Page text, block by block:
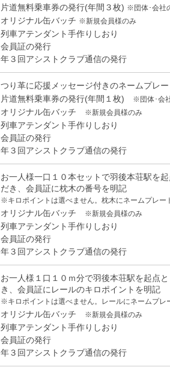
片道無料乗車券の発行(年間３枚) ※団体･会社
オリジナル缶バッチ ※新規会員様のみ
列車アテンダント手作りしおり
会員証の発行
年３回アシストクラブ通信の発行
つり革に応援メッセージ付きのネームプレ
片道無料乗車券の発行(年間１枚) ※団体･会
オリジナル缶バッチ ※新規会員様のみ
列車アテンダント手作りしおり
会員証の発行
年３回アシストクラブ通信の発行
お一人様一口１０本セットで羽後本荘駅を
だき、会員証に枕木の番号を明記
※キロポイントは選べません。枕木にネームプレー
オリジナル缶バッチ ※新規会員様のみ
列車アテンダント手作りしおり
会員証の発行
年３回アシストクラブ通信の発行
お一人様１口１０ｍ分で羽後本荘駅を起点
き、会員証にレールのキロポイントを明記
※キロポイントは選べません。レールにネームプレ
オリジナル缶バッチ ※新規会員様のみ
列車アテンダント手作りしおり
会員証の発行
年３回アシストクラブ通信の発行